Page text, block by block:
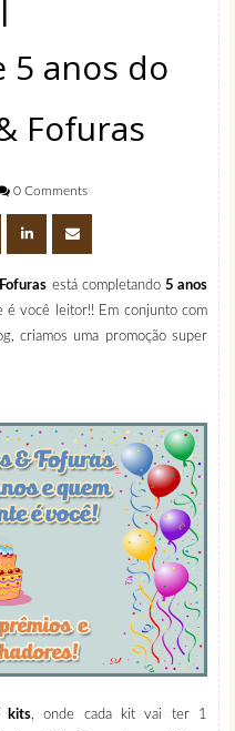
5 anos do
Fofuras
0 Comments
está completando 5 anos
é você leitor!! Em conjunto com
criamos uma promoção super
kits, onde cada kit vai ter 1